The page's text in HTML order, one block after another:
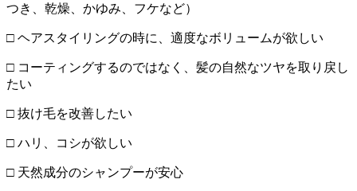
つき、乾燥、かゆみ、フケなど）
□ ヘアスタイリングの時に、適度なボリュームが欲しい
□ コーティングするのではなく、髪の自然なツヤを取り戻し
たい
□ 抜け毛を改善したい
□ ハリ、コシが欲しい
□ 天然成分のシャンプーが安心